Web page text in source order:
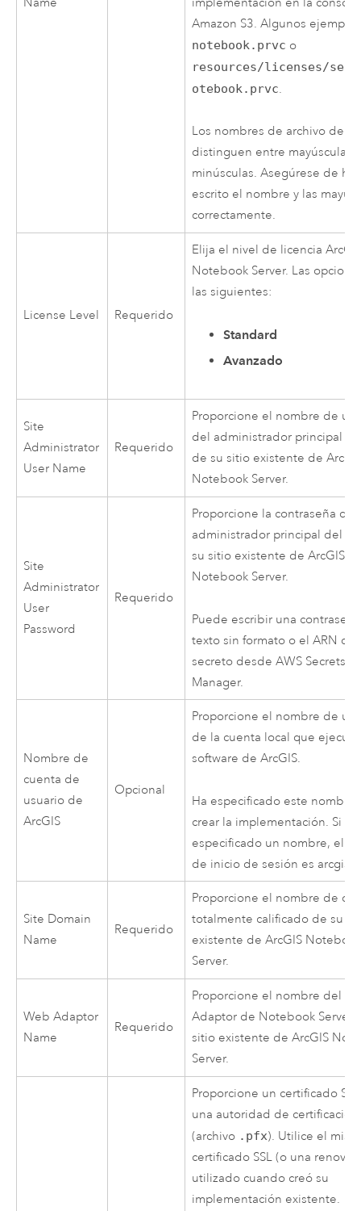
Amazon S3. Algunos
notebook.prvc o
resources/licenses/
otebook.prvc.
Los nombres de archivo de
distinguen entre mayúsculas y
minúsculas. Asegúrese de
escrito el nombre y las
correctamente.
License Level Requerido
Elija el nivel de licencia
Notebook Server. Las
las siguientes:
Standard
Avanzado
Site
Administrator
User Name
Requerido
Proporcione el nombre de
del administrador principal
de su sitio existente de
Notebook Server.
Site
Administrator
User
Password
Requerido
Proporcione la contraseña del
administrador principal del
su sitio existente deArcGIS
Notebook Server.
Puede escribir una
texto sin formato o el ARN de
secreto desdeAWS Secrets
Manager.
Nombre de
cuenta de
usuario de
ArcGIS
Opcional
Proporcione el nombre de
de la cuenta local que
software de ArcGIS.
Ha especificado este nombre
crear la implementación. Si
especificado un nombre, el
de inicio de sesión es arcgis.
Site Domain
Name
Requerido
Proporcione el nombre de
totalmente calificado de su
existente deArcGIS
Server.
Web Adaptor
Name
Requerido
Proporcione el nombre del
Adaptor de Notebook Server
sitio existente deArcGIS
Server.
Proporcione un certificado
una autoridad de certificación
(archivo .pfx). Utilice el
certificado SSL (o una
utilizado cuando creó su
implementación existente.